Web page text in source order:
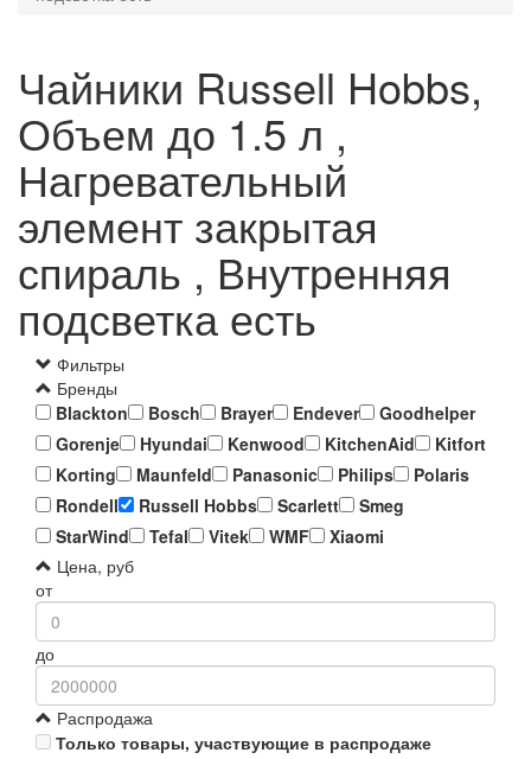
Чайники Russell Hobbs,
Объем до 1.5 л ,
Нагревательный
элемент закрытая
спираль , Внутренняя
подсветка есть
Фильтры
Бренды
Blackton
Bosch Brayer Endever
Goodhelper
Gorenje
Hyundai Kenwood KitchenAid
Kitfort
Korting
Maunfeld Panasonic Philips
Polaris
Rondell
Russell Hobbs Scarlett
Smeg
StarWind
Tefal Vitek WMF
Xiaomi
Цена, руб
от
до
Распродажа
Только товары, участвующие в распродаже